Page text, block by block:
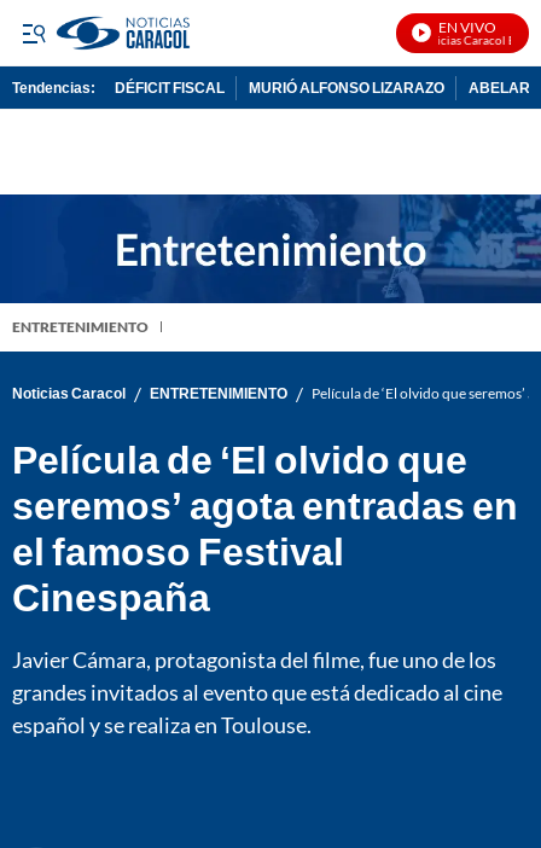
EN VIVO
Noticias Caracol En
Tendencias: DÉFICIT FISCAL MURIÓ ALFONSO LIZARAZO
ENTRETENIMIENTO
Noticias Caracol / ENTRETENIMIENTO / Película de ‘El olvido que seremos’
Película de ‘El olvido que
seremos’ agota entradas en
el famoso Festival
Cinespaña
Javier Cámara, protagonista del filme, fue uno de los
grandes invitados al evento que está dedicado al cine
español y se realiza en Toulouse.